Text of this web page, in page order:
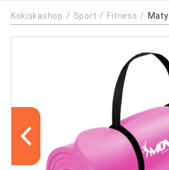
Kokiskashop Sport Fitness Maty